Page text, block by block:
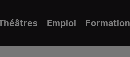
Emploi Formation